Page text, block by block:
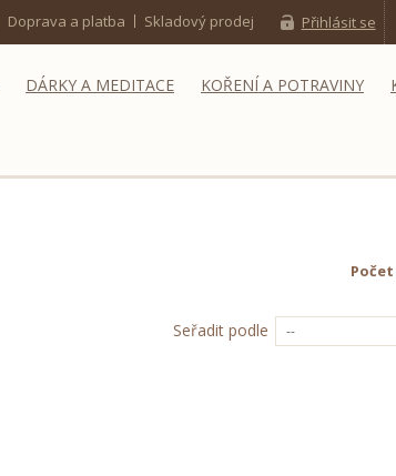
Přihlásit se
Doprava a platba Skladový prodej
DÁRKY A MEDITACE KOŘENÍ A POTRAVINY
Seřadit podle --